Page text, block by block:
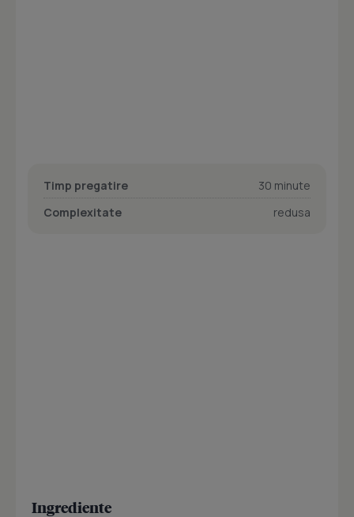
Timp pregatire
30 minute
Complexitate
redusa
Ingrediente